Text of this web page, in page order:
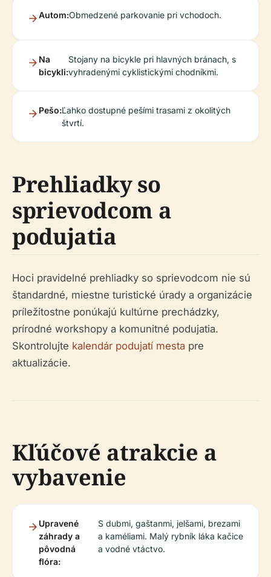
Autom:Obmedzené parkovanie pri vchodoch.
Na
bicykli:
Stojany na bicykle pri hlavných bránach, s
vyhradenými cyklistickými chodníkmi.
Pešo:Ľahko dostupné pešími trasami z okolitých
štvrtí.
Prehliadky so
sprievodcom a
podujatia
Hoci pravidelné prehliadky so sprievodcom nie sú
štandardné, miestne turistické úrady a organizácie
príležitostne ponúkajú kultúrne prechádzky,
prírodné workshopy a komunitné podujatia.
Skontrolujte kalendár podujatí mesta pre
aktualizácie.
Kľúčové atrakcie a
vybavenie
Upravené
záhrady a
pôvodná
flóra:
S dubmi, gaštanmi, jelšami, brezami
a kaméliami. Malý rybník láka kačice
a vodné vtáctvo.